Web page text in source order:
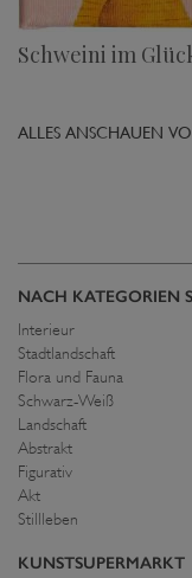
Schweini im
ALLES ANSCHAUEN
NACH KATEGORIEN
Interieur
Stadtlandschaft
Flora und Fauna
Schwarz-Weiß
Landschaft
Abstrakt
Figurativ
Akt
Stillleben
KUNSTSUPERMARKT